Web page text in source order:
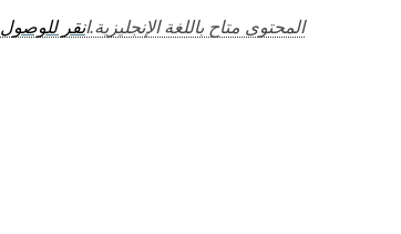
المحتوى متاح باللغة الإنجليزية.انقر للوصول